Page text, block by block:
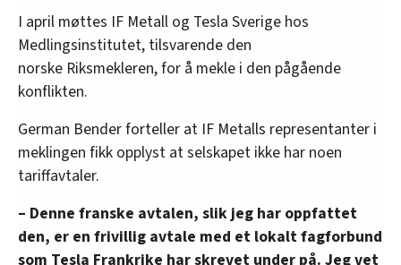
I april møttes IF Metall og Tesla Sverige hos
Medlingsinstitutet, tilsvarende den
norske Riksmekleren, for å mekle i den pågående
konflikten.
German Bender forteller at IF Metalls representanter i
meklingen fikk opplyst at selskapet ikke har noen
tariffavtaler.
– Denne franske avtalen, slik jeg har oppfattet
den, er en frivillig avtale med et lokalt fagforbund
som Tesla Frankrike har skrevet under på. Jeg vet